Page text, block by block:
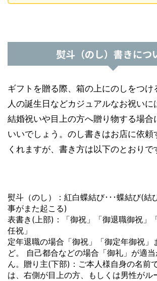
熨斗（のし）書きにつ
ギフトを贈る際、箱の上にのしをつけ
人の誕生日などカジュアルなお祝いに
結婚祝いや目上の方へ贈り物する場合
いいでしょう。のし書きはお店に依頼
くれますが、書き方は以下のとおりで
熨斗（のし）：紅白蝶結び･･･蝶結び(結
事がまた起こる)
表書き(上部)：「御祝」「御退職御祝」
任祝」
定年退職の場合「御祝」「御定年御祝」
ど。 自己都合などの場合「御礼」が適
ん。贈り主(下部)：ご本人様自身の名前
は、右側が目上の方、もしくは男性がル